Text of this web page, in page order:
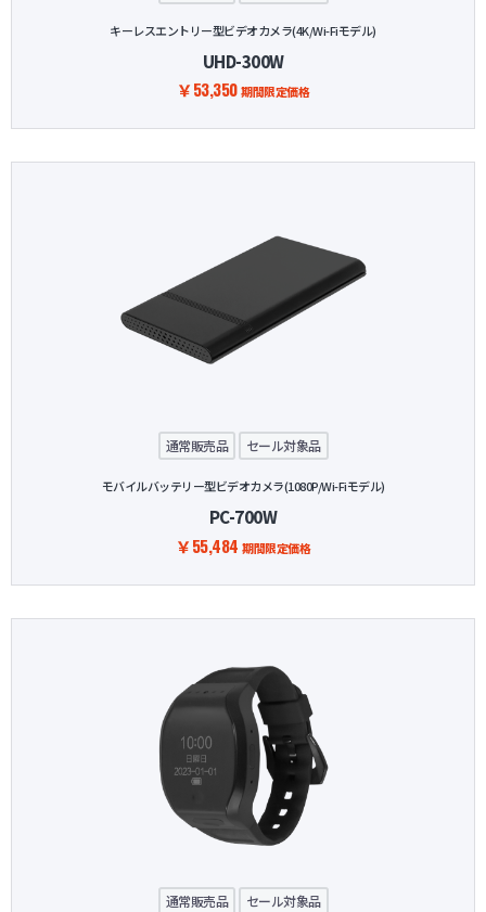
キーレスエントリー型ビデオカメラ(4K/Wi-Fiモデル)
UHD-300W
￥53,350期間限定価格
通常販売品 セール対象品
モバイルバッテリー型ビデオカメラ(1080P/Wi-Fiモデル)
PC-700W
￥55,484 期間限定価格
通常販売品 セール対象品
お気に入り